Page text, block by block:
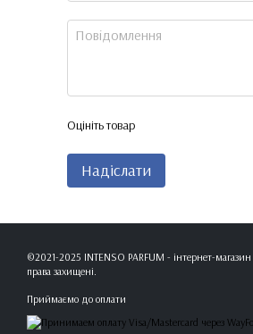
Оцініть товар
Надіслати
©2021-2025 INTENSO PARFUM - інтернет-магазин
права захищені.
Приймаємо до оплати